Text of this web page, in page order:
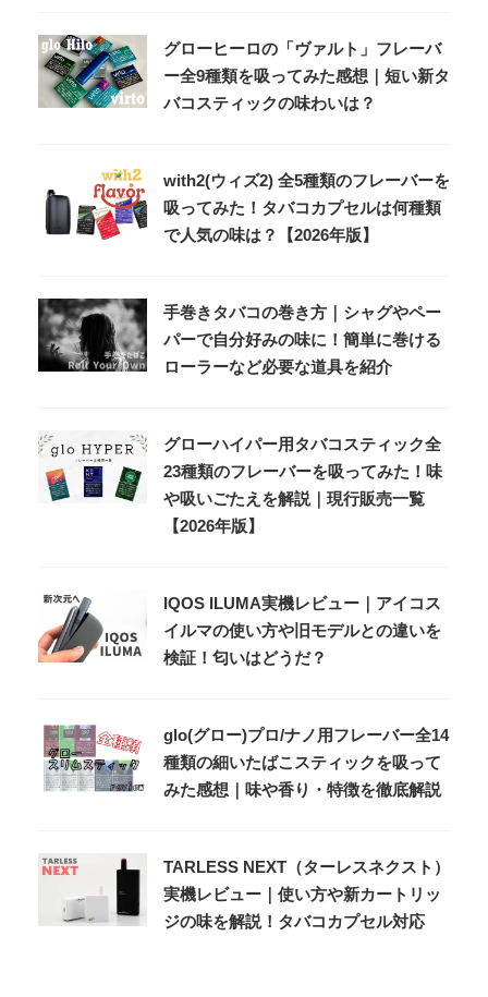
グローヒーロの「ヴァルト」フレーバ
ー全9種類を吸ってみた感想｜短い新タ
バコスティックの味わいは？
with2(ウィズ2) 全5種類のフレーバーを
吸ってみた！タバコカプセルは何種類
で人気の味は？【2026年版】
手巻きタバコの巻き方｜シャグやペー
パーで自分好みの味に！簡単に巻ける
ローラーなど必要な道具を紹介
グローハイパー用タバコスティック全
23種類のフレーバーを吸ってみた！味
や吸いごたえを解説｜現行販売一覧
【2026年版】
IQOS ILUMA実機レビュー｜アイコス
イルマの使い方や旧モデルとの違いを
検証！匂いはどうだ？
glo(グロー)プロ/ナノ用フレーバー全14
種類の細いたばこスティックを吸って
みた感想｜味や香り・特徴を徹底解説
TARLESS NEXT（ターレスネクスト）
実機レビュー｜使い方や新カートリッ
ジの味を解説！タバコカプセル対応